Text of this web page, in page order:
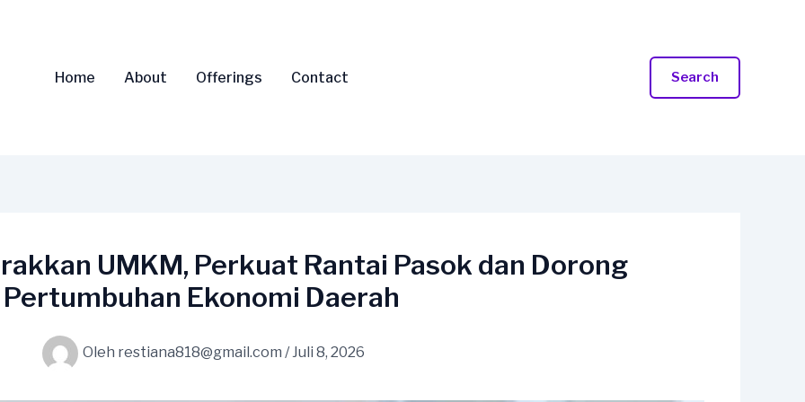
Home About Offerings Contact Search
UMKM, Perkuat Rantai Pasok dan Dorong
Pertumbuhan Ekonomi Daerah
Oleh restiana818@gmail.com /Juli 8, 2026